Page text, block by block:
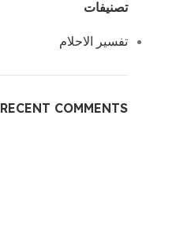
تصنيفات
تفسير الاحلام
RECENT COMMENTS